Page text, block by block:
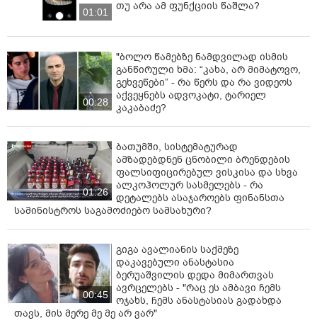
ტრადიციას, საკუთარ კულტურას, საკუთარ ოჯახს და
ყველა დანარჩენისგან. ვუსურვებ ყველას, მთელ
მსოფლიოში ასეთი დამოკიდებულებით ყოფილიყოს
მსგავსი ღონისძიებები იმისთვის, რომ თაობები ამ
მაღალ ღირებულებებზე გაიზარდონ“, - განაცხადა
ამასთან,მდინარაძის თქმით, როდესაც როდესაც
იდენტობაზე, ეროვნულობაზე და ტრადიციებზეა
საუბარი, ამ შემთხვევაში პოზიცია შეუვალია. იმიტომ,
რომ ქართველი ყოველთვის ამ პოზიციაზე იყო.
მისი თქმით, ქართველი ხალხის დამოკიდებულების
ამაზე მკაფიო გამოხატვა არის შეუძლებელი.
„ქართველი ხალხის დამოკიდებულებაზე როცა
ვსაუბრობთ, დამოკიდებულების ამაზე მკაფიო
გამოხატვა არის შეუძლებელი. რა თქმა უნდა, ყველა
აზრს, ყველა მიმდინარეობას აქვს თავისი ადგილი,
მაგრამ როდესაც მთავარზე - იდენტობაზე,
01:01
თუ არა ამ ფუნქციის წაშლა?
00:28
"ბოლო წამებზე ნამდვილად ისმის
განწირული ხმა: “კახა, არ მიმატოვო,
გეხვეწები” - რა წერს და რა ვიდეოს
აქვეყნებს ადვოკატი, ტარიელ
კაკაბაძე?
01:26
ბათუმში, სისტემატურად
ამზადებდნენ ცნობილი ბრენდების
ფალსიფიცირებულ ვისკისა და სხვა
ალკოჰოლურ სასმელებს - რა
დეტალებს ასაჯაროებს ფინანსთა
სამინისტროს საგამოძიებო სამსახური?
00:45
გიგა ავალიანის საქმეზე
დაკავებული ანასტასია
ბერუაშვილის დედა მიმართვას
ავრცელებს - "რაც ეს ამბავი ჩემს
ოჯახს, ჩემს ანასტასიას გადახდა
თავს, მის მერე მე მე არ ვარ"